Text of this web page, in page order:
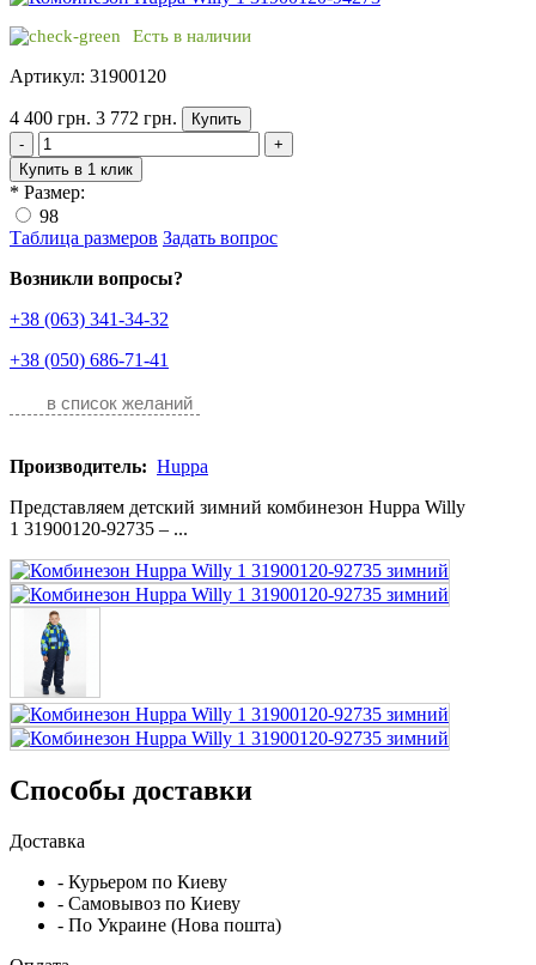
Есть в наличии
Артикул: 31900120
4 400 грн. 3 772 грн.
Купить
-
+
Купить в 1 клик
* Размер:
98
Таблица размеров Задать вопрос
Возникли вопросы?
+38 (063) 341-34-32
+38 (050) 686-71-41
в список желаний
Производитель: Huppa
Представляем детский зимний комбинезон Huppa Willy
1 31900120-92735 – ...
Способы доставки
Доставка
- Курьером по Киеву
- Самовывоз по Киеву
- По Украине (Нова пошта)